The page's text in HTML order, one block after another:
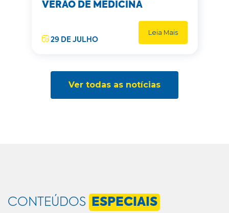
VERÃO DE MEDICINA
29 DE JULHO
Leia Mais
Ver todas as notícias
CONTEÚDOS ESPECIAIS